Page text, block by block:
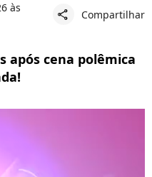
às
share Compartilhar
após cena polêmica